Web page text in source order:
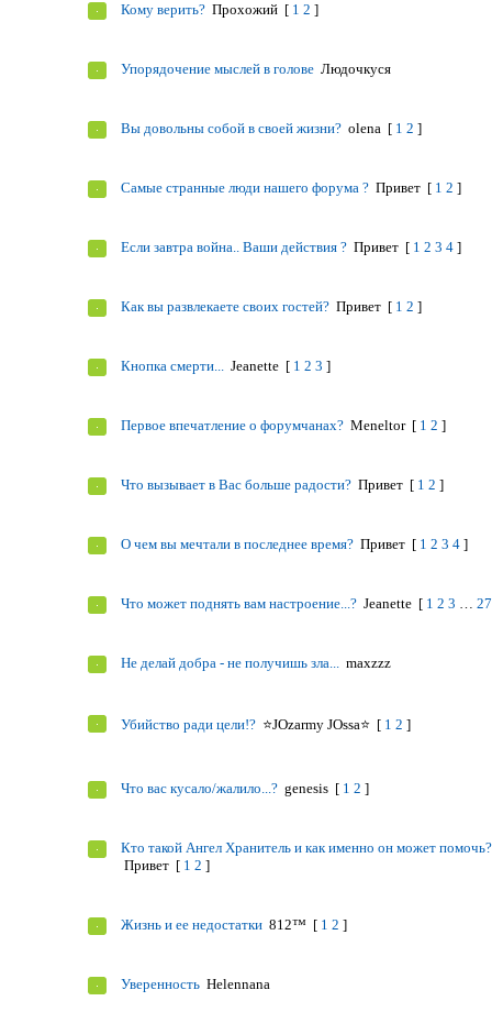
Кому верить? Прохожий [ 1 2 ]
Упорядочение мыслей в голове Людочкуся
Вы довольны собой в своей жизни? olena [ 1 2 ]
Самые странные люди нашего форума ? Привет [ 1 2 ]
Если завтра война.. Ваши действия ? Привет [ 1 2 3 4 ]
Как вы развлекаете своих гостей? Привет [ 1 2 ]
Кнопка смерти... Jeanettе [ 1 2 3 ]
Первое впечатление о форумчанах? Meneltоr [ 1 2 ]
Что вызывает в Вас больше радости? Привет [ 1 2 ]
О чем вы мечтали в последнее время? Привет [ 1 2 3 4 ]
Что может поднять вам настроение...? Jeanettе [ 1 2 3 … 27
Не делай добра - не получишь зла... maxzzz
Убийство ради цели!? ⭐JOzarmy JOssa⭐ [ 1 2 ]
Что вас кусало/жалило...? genesis [ 1 2 ]
Кто такой Ангел Хранитель и как именно он может помочь?
Привет [ 1 2 ]
Жизнь и ее недостатки 812™ [ 1 2 ]
Уверенность Helennana